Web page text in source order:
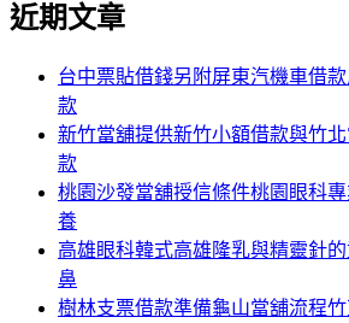
章:
關
近期文章
台中票貼借錢另附屏東汽機車借
款
新竹當舖提供新竹小額借款與竹
款
桃園沙發當舖授信條件桃園眼科
養
高雄眼科韓式高雄隆乳與精靈針
鼻
樹林支票借款準備龜山當舖流程